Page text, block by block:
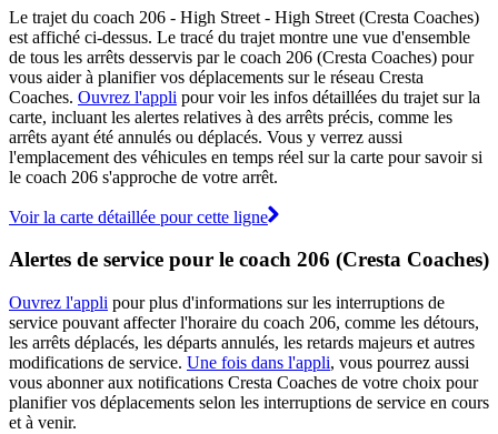
Le trajet du coach 206 - High Street - High Street (Cresta Coaches)
est affiché ci-dessus. Le tracé du trajet montre une vue d'ensemble
de tous les arrêts desservis par le coach 206 (Cresta Coaches) pour
vous aider à planifier vos déplacements sur le réseau Cresta
Coaches. Ouvrez l'appli pour voir les infos détaillées du trajet sur la
carte, incluant les alertes relatives à des arrêts précis, comme les
arrêts ayant été annulés ou déplacés. Vous y verrez aussi
l'emplacement des véhicules en temps réel sur la carte pour savoir si
le coach 206 s'approche de votre arrêt.
Voir la carte détaillée pour cette ligne
Alertes de service pour le coach 206 (Cresta Coaches)
Ouvrez l'appli pour plus d'informations sur les interruptions de
service pouvant affecter l'horaire du coach 206, comme les détours,
les arrêts déplacés, les départs annulés, les retards majeurs et autres
modifications de service. Une fois dans l'appli, vous pourrez aussi
vous abonner aux notifications Cresta Coaches de votre choix pour
planifier vos déplacements selon les interruptions de service en cours
et à venir.